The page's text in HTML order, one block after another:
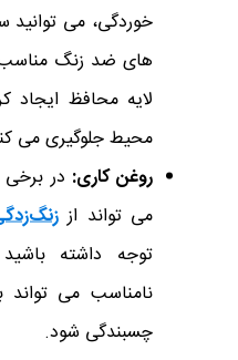
خوردگی، می
‌های ضد زنگ
لایه محافظ ایجاد
محیط جلوگیری می
روغن کاری: در
می ‌تواند از
توجه داشته
نامناسب می‌
چسبندگی شود.